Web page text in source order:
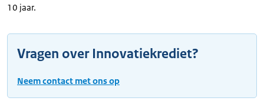
10 jaar.
Vragen over Innovatiekrediet?
Neem contact met ons op